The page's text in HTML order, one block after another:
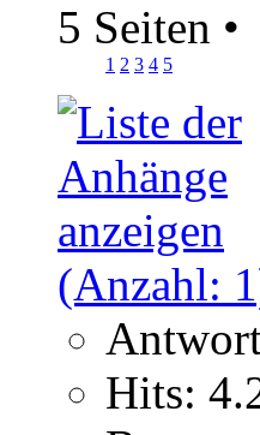
5 Seiten •
1 2 3 4 5
Hits: